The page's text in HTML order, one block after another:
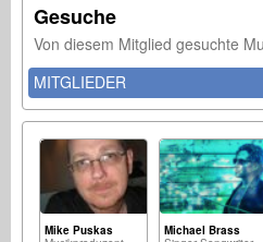
Gesuche
Von diesem Mitglied gesuchte
MITGLIEDER
Mike Puskas
Michael Brass